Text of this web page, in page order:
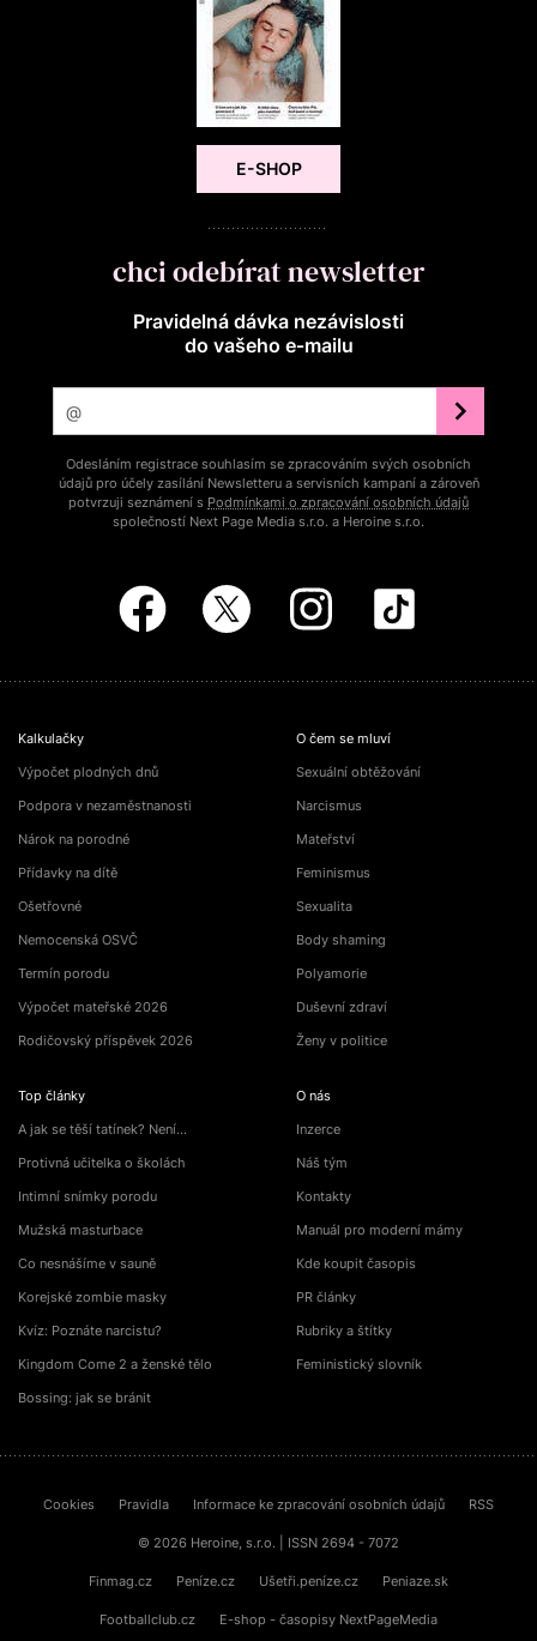
E-SHOP
chci odebírat newsletter
Pravidelná dávka nezávislosti
do vašeho e‑mailu
Odesláním registrace souhlasím se zpracováním svých osobních
údajů pro účely zasílání Newsletteru a servisních kampaní a zároveň
potvrzuji seznámení s Podmínkami o zpracování osobních údajů
společností Next Page Media s.r.o. a Heroine s.r.o.
Kalkulačky
Výpočet plodných dnů
Podpora v nezaměstnanosti
Nárok na porodné
Přídavky na dítě
Ošetřovné
Nemocenská OSVČ
Termín porodu
Výpočet mateřské 2026
Rodičovský příspěvek 2026
Top články
A jak se těší tatínek? Není…
Protivná učitelka o školách
Intimní snímky porodu
Mužská masturbace
Co nesnášíme v sauně
Korejské zombie masky
Kvíz: Poznáte narcistu?
Kingdom Come 2 a ženské tělo
Bossing: jak se bránit
O čem se mluví
Sexuální obtěžování
Narcismus
Mateřství
Feminismus
Sexualita
Body shaming
Polyamorie
Duševní zdraví
Ženy v politice
O nás
Inzerce
Náš tým
Kontakty
Manuál pro moderní mámy
Kde koupit časopis
PR články
Rubriky a štítky
Feministický slovník
Cookies Pravidla Informace ke zpracování osobních údajů RSS
© 2026 Heroine, s.r.o. | ISSN 2694 - 7072
Finmag.cz Peníze.cz Ušetři.peníze.cz Peniaze.sk
Footballclub.cz E-shop - časopisy NextPageMedia